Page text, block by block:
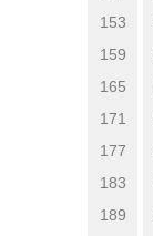
153
159
165
171
177
183
189